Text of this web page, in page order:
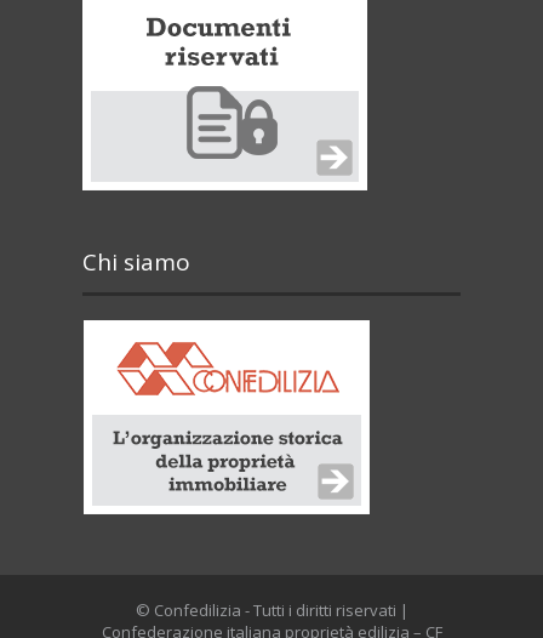
Chi siamo
© Confedilizia - Tutti i diritti riservati |
Confederazione italiana proprietà edilizia – CF